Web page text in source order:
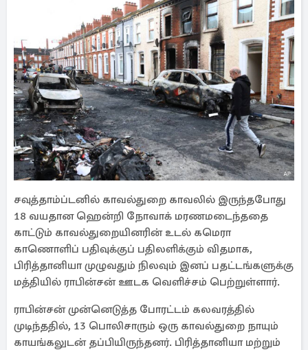
சவுத்தாம்ப்டனில் காவல்துறை காவலில் இருந்தபோது
18 வயதான ஹென்றி நோவாக் மரணமடைந்ததை
காட்டும் காவல்துறையினரின் உடல் கமெரா
காணொளிப் பதிவுக்குப் பதிலளிக்கும் விதமாக,
பிரித்தானியா முழுவதும் நிலவும் இனப் பதட்டங்களுக்கு
மத்தியில் ராபின்சன் ஊடக வெளிச்சம் பெற்றுள்ளார்.
ராபின்சன் முன்னெடுத்த போரட்டம் கலவரத்தில்
முடிந்ததில், 13 பொலிசாரும் ஒரு காவல்துறை நாயும்
காயங்கலுடன் தப்பியிருந்தனர். பிரித்தானியா மற்றும்